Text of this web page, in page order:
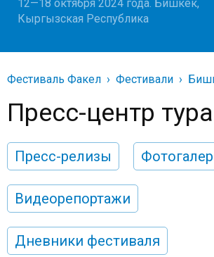
12—18 октября 2024 года. Бишкек,
Кыргызская Республика
Фестиваль Факел Фестивали
Пресс-центр тура
Пресс-релизы
Видеорепортажи
Дневники фестиваля